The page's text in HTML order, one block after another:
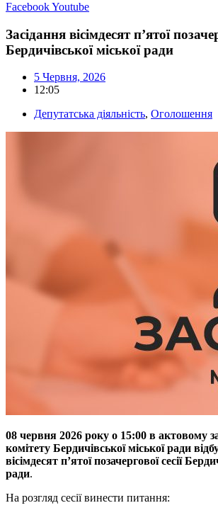
FacebookYoutube
Засідання вісімдесят п’ятої
Бердичівської міської ради
5 Червня, 2026
12:05
Депутатська діяльність, Оголошення
08 червня 2026 року о 15:00 в актовому
комітету Бердичівської міської ради
вісімдесят п’ятої позачергової сесії
ради.
На розгляд сесії винести питання: